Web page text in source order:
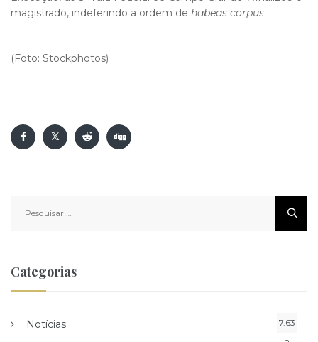
magistrado, indeferindo a ordem de habeas corpus.
(Foto: Stockphotos)
por:
Categorias
Notícias
7.63